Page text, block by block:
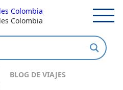
BLOG DE VIAJES